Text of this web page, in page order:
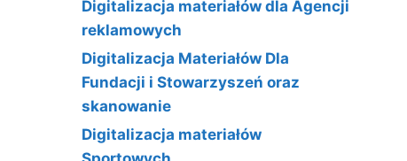
Digitalizacja materiałów dla Agencji
reklamowych
Digitalizacja Materiałów Dla
Fundacji i Stowarzyszeń oraz
skanowanie
Digitalizacja materiałów